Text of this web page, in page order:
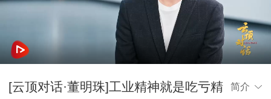
[云顶对话·董明珠]工业精神就是吃亏精
简介